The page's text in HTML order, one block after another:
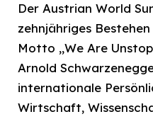
Der Austrian World
zehnjähriges
Motto „We Are
Arnold
internationale
Wirtschaft,